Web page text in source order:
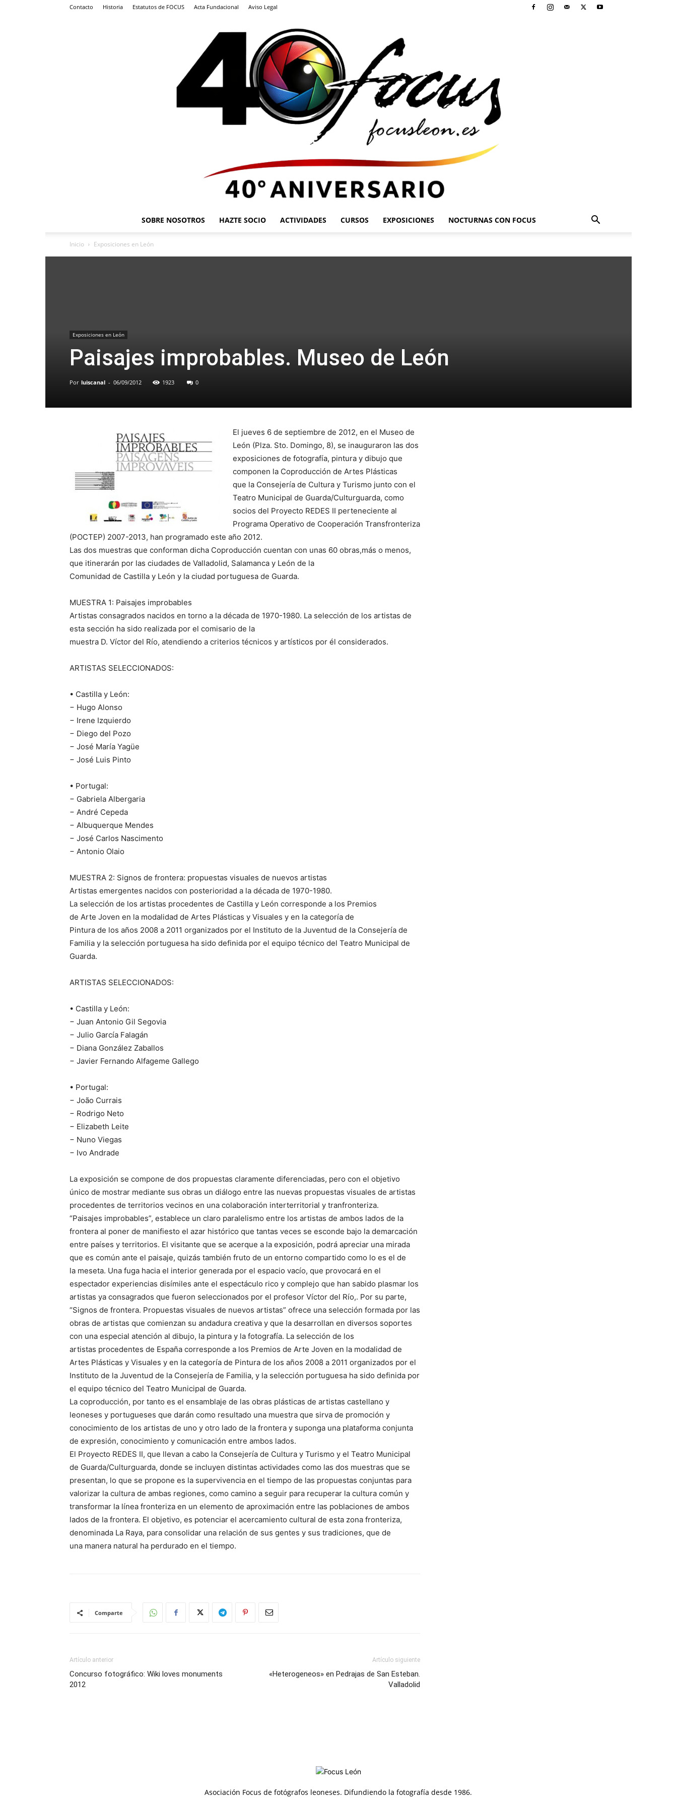
Contacto Historia Estatutos de FOCUS Acta Fundacional Aviso Legal
SOBRE NOSOTROS HAZTE SOCIO ACTIVIDADES CURSOS EXPOSICIONES NOCTURNAS CON FOCUS
Inicio Exposiciones en León
Exposiciones en León
Paisajes improbables. Museo de León
Por luiscanal - 06/09/2012 1923 0
El jueves 6 de septiembre de 2012, en el Museo de
León (Plza. Sto. Domingo, 8), se inauguraron las dos
exposiciones de fotografía, pintura y dibujo que
componen la Coproducción de Artes Plásticas
que la Consejería de Cultura y Turismo junto con el
Teatro Municipal de Guarda/Culturguarda, como
socios del Proyecto REDES II perteneciente al
Programa Operativo de Cooperación Transfronteriza
(POCTEP) 2007-2013, han programado este año 2012.
Las dos muestras que conforman dicha Coproducción cuentan con unas 60 obras,más o menos,
que itinerarán por las ciudades de Valladolid, Salamanca y León de la
Comunidad de Castilla y León y la ciudad portuguesa de Guarda.
MUESTRA 1: Paisajes improbables
Artistas consagrados nacidos en torno a la década de 1970-1980. La selección de los artistas de
esta sección ha sido realizada por el comisario de la
muestra D. Víctor del Río, atendiendo a criterios técnicos y artísticos por él considerados.
ARTISTAS SELECCIONADOS:
• Castilla y León:
− Hugo Alonso
− Irene Izquierdo
− Diego del Pozo
− José María Yagüe
− José Luis Pinto
• Portugal:
− Gabriela Albergaria
− André Cepeda
− Albuquerque Mendes
− José Carlos Nascimento
− Antonio Olaio
MUESTRA 2: Signos de frontera: propuestas visuales de nuevos artistas
Artistas emergentes nacidos con posterioridad a la década de 1970-1980.
La selección de los artistas procedentes de Castilla y León corresponde a los Premios
de Arte Joven en la modalidad de Artes Plásticas y Visuales y en la categoría de
Pintura de los años 2008 a 2011 organizados por el Instituto de la Juventud de la Consejería de
Familia y la selección portuguesa ha sido definida por el equipo técnico del Teatro Municipal de
Guarda.
ARTISTAS SELECCIONADOS:
• Castilla y León:
− Juan Antonio Gil Segovia
− Julio García Falagán
− Diana González Zaballos
− Javier Fernando Alfageme Gallego
• Portugal:
− João Currais
− Rodrigo Neto
− Elizabeth Leite
− Nuno Viegas
− Ivo Andrade
La exposición se compone de dos propuestas claramente diferenciadas, pero con el objetivo
único de mostrar mediante sus obras un diálogo entre las nuevas propuestas visuales de artistas
procedentes de territorios vecinos en una colaboración interterritorial y tranfronteriza.
“Paisajes improbables”, establece un claro paralelismo entre los artistas de ambos lados de la
frontera al poner de manifiesto el azar histórico que tantas veces se esconde bajo la demarcación
entre países y territorios. El visitante que se acerque a la exposición, podrá apreciar una mirada
que es común ante el paisaje, quizás también fruto de un entorno compartido como lo es el de
la meseta. Una fuga hacia el interior generada por el espacio vacío, que provocará en el
espectador experiencias disímiles ante el espectáculo rico y complejo que han sabido plasmar los
artistas ya consagrados que fueron seleccionados por el profesor Víctor del Río,. Por su parte,
“Signos de frontera. Propuestas visuales de nuevos artistas” ofrece una selección formada por las
obras de artistas que comienzan su andadura creativa y que la desarrollan en diversos soportes
con una especial atención al dibujo, la pintura y la fotografía. La selección de los
artistas procedentes de España corresponde a los Premios de Arte Joven en la modalidad de
Artes Plásticas y Visuales y en la categoría de Pintura de los años 2008 a 2011 organizados por el
Instituto de la Juventud de la Consejería de Familia, y la selección portuguesa ha sido definida por
el equipo técnico del Teatro Municipal de Guarda.
La coproducción, por tanto es el ensamblaje de las obras plásticas de artistas castellano y
leoneses y portugueses que darán como resultado una muestra que sirva de promoción y
conocimiento de los artistas de uno y otro lado de la frontera y suponga una plataforma conjunta
de expresión, conocimiento y comunicación entre ambos lados.
El Proyecto REDES II, que llevan a cabo la Consejería de Cultura y Turismo y el Teatro Municipal
de Guarda/Culturguarda, donde se incluyen distintas actividades como las dos muestras que se
presentan, lo que se propone es la supervivencia en el tiempo de las propuestas conjuntas para
valorizar la cultura de ambas regiones, como camino a seguir para recuperar la cultura común y
transformar la línea fronteriza en un elemento de aproximación entre las poblaciones de ambos
lados de la frontera. El objetivo, es potenciar el acercamiento cultural de esta zona fronteriza,
denominada La Raya, para consolidar una relación de sus gentes y sus tradiciones, que de
una manera natural ha perdurado en el tiempo.
Comparte
Artículo anterior
Concurso fotográfico: Wiki loves monuments
2012
Artículo siguiente
«Heterogeneos» en Pedrajas de San Esteban.
Valladolid
Asociación Focus de fotógrafos leoneses. Difundiendo la fotografía desde 1986.